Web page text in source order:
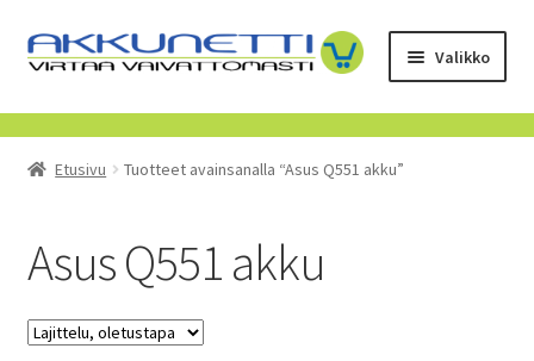
Siirry
navigointiin
Siirry
sisältöön
Valikko
Kauppa
Tietoa meistä
Etusivu Tuotteet avainsanalla “Asus Q551 akku”
Asus Q551 akku